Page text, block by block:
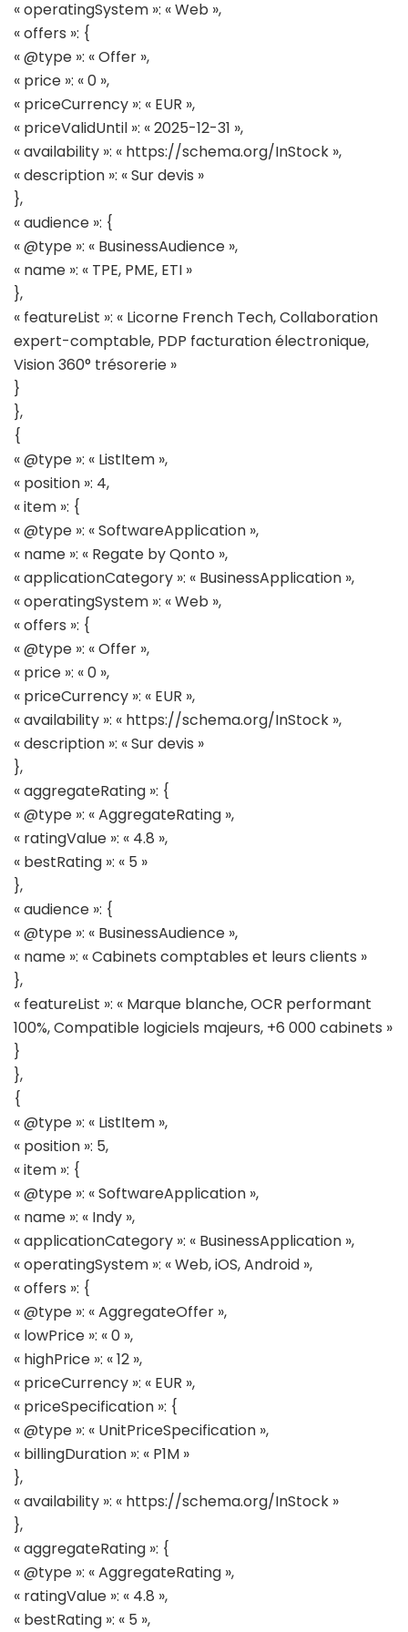
« operatingSystem »: « Web »,
« offers »: {
« @type »: « Offer »,
« price »: « 0 »,
« priceCurrency »: « EUR »,
« priceValidUntil »: « 2025-12-31 »,
« availability »: « https://schema.org/InStock »,
« description »: « Sur devis »
},
« audience »: {
« @type »: « BusinessAudience »,
« name »: « TPE, PME, ETI »
},
« featureList »: « Licorne French Tech, Collaboration
expert-comptable, PDP facturation électronique,
Vision 360° trésorerie »
}
},
{
« @type »: « ListItem »,
« position »: 4,
« item »: {
« @type »: « SoftwareApplication »,
« name »: « Regate by Qonto »,
« applicationCategory »: « BusinessApplication »,
« operatingSystem »: « Web »,
« offers »: {
« @type »: « Offer »,
« price »: « 0 »,
« priceCurrency »: « EUR »,
« availability »: « https://schema.org/InStock »,
« description »: « Sur devis »
},
« aggregateRating »: {
« @type »: « AggregateRating »,
« ratingValue »: « 4.8 »,
« bestRating »: « 5 »
},
« audience »: {
« @type »: « BusinessAudience »,
« name »: « Cabinets comptables et leurs clients »
},
« featureList »: « Marque blanche, OCR performant
100%, Compatible logiciels majeurs, +6 000 cabinets »
}
},
{
« @type »: « ListItem »,
« position »: 5,
« item »: {
« @type »: « SoftwareApplication »,
« name »: « Indy »,
« applicationCategory »: « BusinessApplication »,
« operatingSystem »: « Web, iOS, Android »,
« offers »: {
« @type »: « AggregateOffer »,
« lowPrice »: « 0 »,
« highPrice »: « 12 »,
« priceCurrency »: « EUR »,
« priceSpecification »: {
« @type »: « UnitPriceSpecification »,
« billingDuration »: « P1M »
},
« availability »: « https://schema.org/InStock »
},
« aggregateRating »: {
« @type »: « AggregateRating »,
« ratingValue »: « 4.8 »,
« bestRating »: « 5 »,